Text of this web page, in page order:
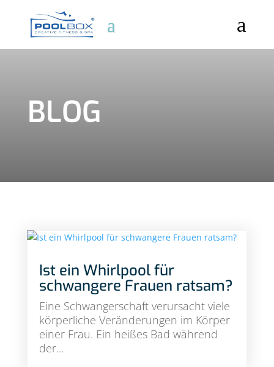
a
BLOG
Ist ein Whirlpool für
schwangere Frauen ratsam?
Eine Schwangerschaft verursacht viele
körperliche Veränderungen im Körper
einer Frau. Ein heißes Bad während
der...